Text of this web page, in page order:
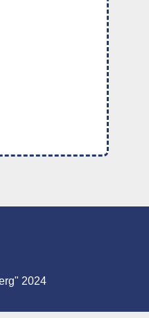
2024